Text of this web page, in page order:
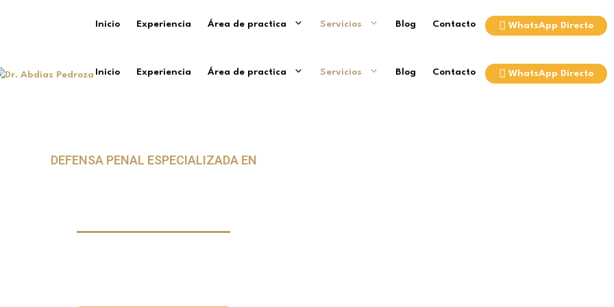
Inicio Experiencia Área de practica Servicios Blog Contacto WhatsApp Directo
Inicio Experiencia Área de practica Servicios Blog Contacto WhatsApp Directo
DEFENSA PENAL ESPECIALIZADA EN